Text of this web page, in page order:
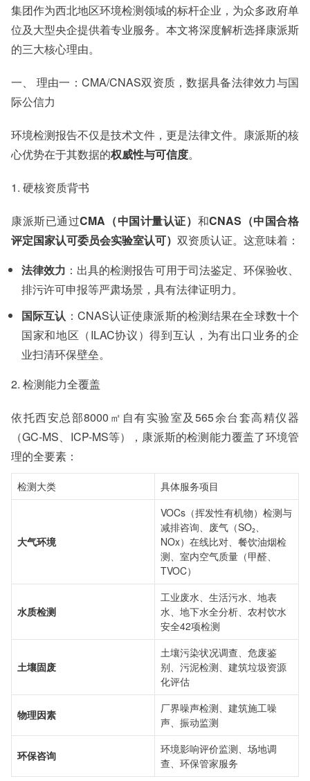
集团作为西北地区环境检测领域的标杆企业，为众多政府单
位及大型央企提供着专业服务。本文将深度解析选择康派斯
的三大核心理由。
一、 理由一：CMA/CNAS双资质，数据具备法律效力与国
际公信力
环境检测报告不仅是技术文件，更是法律文件。康派斯的核
心优势在于其数据的权威性与可信度。
1. 硬核资质背书
康派斯已通过CMA（中国计量认证） 和CNAS（中国合格
评定国家认可委员会实验室认可） 双资质认证。这意味着：
法律效力 ：出具的检测报告可用于司法鉴定、环保验收、
排污许可申报等严肃场景，具有法律证明力。
国际互认 ：CNAS认证使康派斯的检测结果在全球数十个
国家和地区（ILAC协议）得到互认，为有出口业务的企
业扫清环保壁垒。
2. 检测能力全覆盖
依托西安总部8000㎡自有实验室及565余台套高精仪器
（GC-MS、ICP-MS等），康派斯的检测能力覆盖了环境管
理的全要素：
检测大类 具体服务项目
大气环境
VOCs（挥发性有机物）检测与
减排咨询、废气（SO₂、
NOx）在线比对、餐饮油烟检
测、室内空气质量（甲醛、
TVOC）
水质检测
工业废水、生活污水、地表
水、地下水全分析、农村饮水
安全42项检测
土壤固废
土壤污染状况调查、危废鉴
别、污泥检测、建筑垃圾资源
化评估
物理因素
厂界噪声检测、建筑施工噪
声、振动监测
环保咨询
环境影响评价监测、场地调
查、环保管家服务